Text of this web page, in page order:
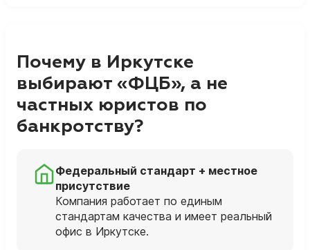
Почему в Иркутске
выбирают «ФЦБ», а не
частных юристов по
банкротству?
Федеральный стандарт + местное
присутствие
Компания работает по единым
стандартам качества и имеет реальный
офис в Иркутске.